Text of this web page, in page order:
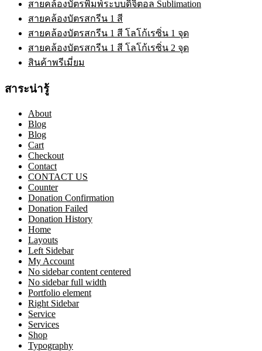
สายคล้องบัตรพิมพ์ระบบดิจิตอล Sublimation
สายคล้องบัตรสกรีน 1 สี
สายคล้องบัตรสกรีน 1 สี โลโก้เรซิ่น 1 จุด
สายคล้องบัตรสกรีน 1 สี โลโก้เรซิ่น 2 จุด
สินค้าพรีเมี่ยม
สาระน่ารู้
About
Blog
Blog
Cart
Checkout
Contact
CONTACT US
Counter
Donation Confirmation
Donation Failed
Donation History
Home
Layouts
Left Sidebar
My Account
No sidebar content centered
No sidebar full width
Portfolio element
Right Sidebar
Service
Services
Shop
Typography